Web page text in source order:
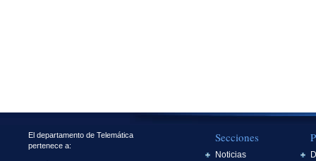
El departamento de Telemática
pertenece a:
Secciones
Noticias